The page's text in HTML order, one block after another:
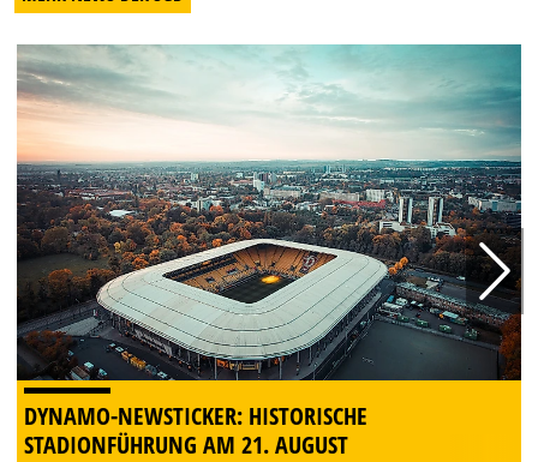
DYNAMO-NEWSTICKER: HISTORISCHE
STADIONFÜHRUNG AM 21. AUGUST